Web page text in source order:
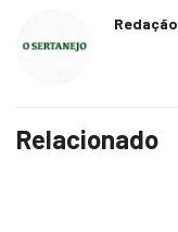
Redação
Relacionado